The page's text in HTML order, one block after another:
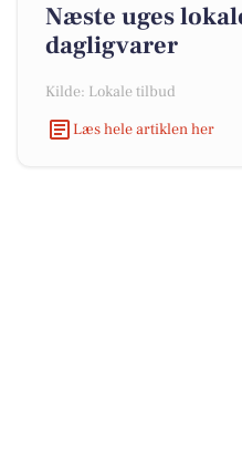
Næste uges
dagligvarer
Kilde: Lokale tilbud
Læs hele artiklen her